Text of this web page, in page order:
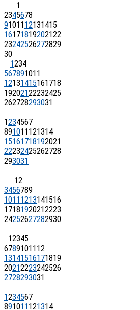
1
2345678
91011 12131415
16171819202122
23242526272829
30
1234
567891011
12131415161718
19202122232425
262728293031
1234567
891011 121314
15161718192021
22232425262728
293031
12
3456789
1011 1213141516
17181920212223
24252627282930
12345
67891011 12
13141516171819
20212223242526
2728293031
1234567
891011 121314